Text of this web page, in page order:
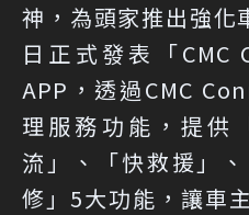
神，為頭家推出強化
日正式發表「CMC
APP，透過CMC
理服務功能，提供
流」、「快救援」
修」5大功能，讓車